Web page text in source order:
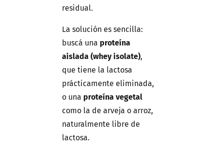
residual.
La solución es sencilla:
buscá una proteína
aislada (whey isolate),
que tiene la lactosa
prácticamente eliminada,
o una proteína vegetal
como la de arveja o arroz,
naturalmente libre de
lactosa.